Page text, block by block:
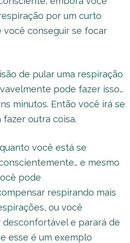
por um curto
conseguir se focar
de pular uma respiração
pode fazer isso…
minutos. Então você irá se
outra coisa.
você está se
e mesmo
pode
respirando mais
ou você
e parará de
esse é um exemplo